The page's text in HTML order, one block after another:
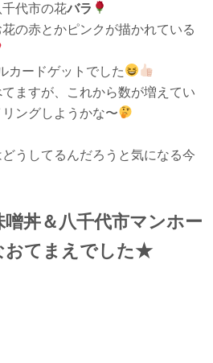
代市の花バラ
の赤とかピンクが描かれている
カードゲットでした
ますが、これから数が増えてい
ングしようかな〜
うしてるんだろうと気になる今
丼＆八千代市マンホー
おてまえでした★